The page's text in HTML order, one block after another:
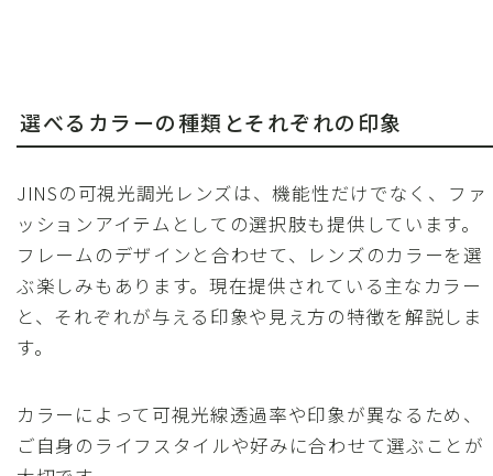
選べるカラーの種類とそれぞれの印象
JINSの可視光調光レンズは、機能性だけでなく、ファ
ッションアイテムとしての選択肢も提供しています。
フレームのデザインと合わせて、レンズのカラーを選
ぶ楽しみもあります。現在提供されている主なカラー
と、それぞれが与える印象や見え方の特徴を解説しま
す。
カラーによって可視光線透過率や印象が異なるため、
ご自身のライフスタイルや好みに合わせて選ぶことが